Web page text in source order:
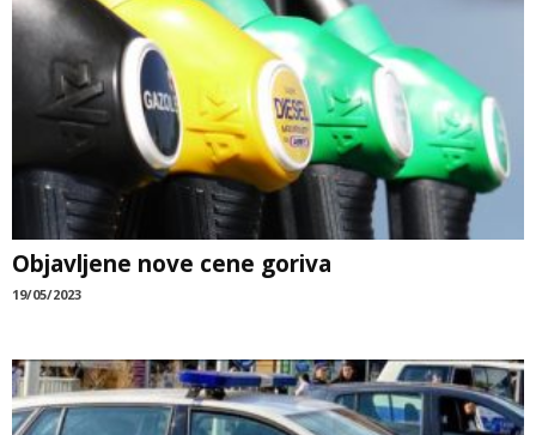
Objavljene nove cene goriva
19/05/2023